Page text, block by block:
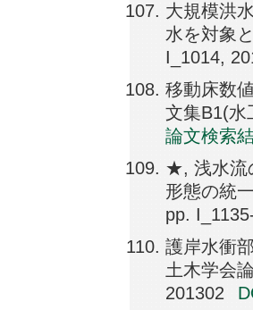
大規模洪
水を対象
I_1014,
移動床数
文集B1(水
論文検索
★, 浅水流
形態の統
pp.
護岸水衝
土木学会
201302